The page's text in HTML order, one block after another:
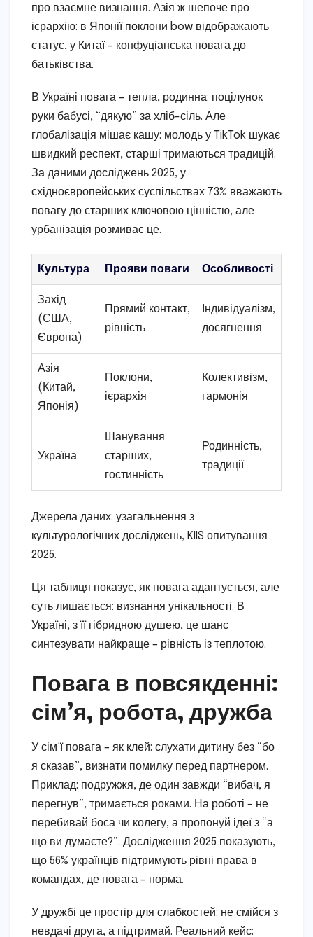
про взаємне визнання. Азія ж шепоче про
ієрархію: в Японії поклони bow відображають
статус, у Китаї – конфуціанська повага до
батьківства.
В Україні повага – тепла, родинна: поцілунок
руки бабусі, “дякую” за хліб-сіль. Але
глобалізація мішає кашу: молодь у TikTok шукає
швидкий респект, старші тримаються традицій.
За даними досліджень 2025, у
східноєвропейських суспільствах 73% вважають
повагу до старших ключовою цінністю, але
урбанізація розмиває це.
Культура Прояви поваги Особливості
Захід
(США,
Європа)
Прямий контакт,
рівність
Індивідуалізм,
досягнення
Азія
(Китай,
Японія)
Поклони,
ієрархія
Колективізм,
гармонія
Україна
Шанування
старших,
гостинність
Родинність,
традиції
Джерела даних: узагальнення з
культурологічних досліджень, KIIS опитування
2025.
Ця таблиця показує, як повага адаптується, але
суть лишається: визнання унікальності. В
Україні, з її гібридною душею, це шанс
синтезувати найкраще – рівність із теплотою.
Повага в повсякденні:
сім’я, робота, дружба
У сім’ї повага – як клей: слухати дитину без “бо
я сказав”, визнати помилку перед партнером.
Приклад: подружжя, де один завжди “вибач, я
перегнув”, тримається роками. На роботі – не
перебивай боса чи колегу, а пропонуй ідеї з “а
що ви думаєте?”. Дослідження 2025 показують,
що 56% українців підтримують рівні права в
командах, де повага – норма.
У дружбі це простір для слабкостей: не смійся з
невдачі друга, а підтримай. Реальний кейс: